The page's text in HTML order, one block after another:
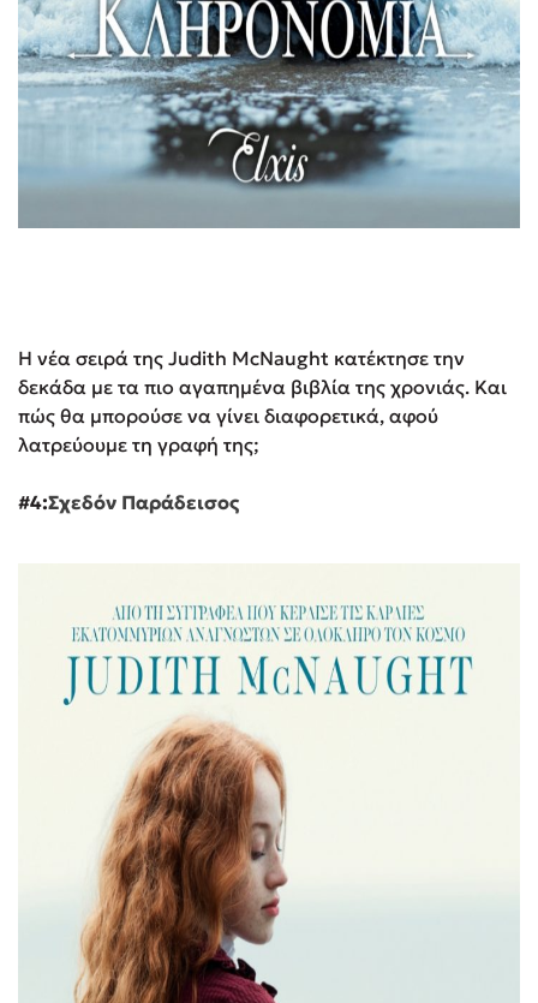
H νέα σειρά της Judith McNaught κατέκτησε την
δεκάδα με τα πιο αγαπημένα βιβλία της χρονιάς. Και
πώς θα μπορούσε να γίνει διαφορετικά, αφού
λατρεύουμε τη γραφή της;
#4:Σχεδόν Παράδεισος